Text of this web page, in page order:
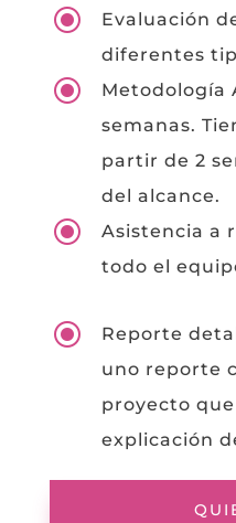
\
Evaluación
diferentes
\
Metodología
semanas.
partir de 2
del alcance.
\
Asistencia a
todo el
\
Reporte
uno reporte
proyecto
explicación